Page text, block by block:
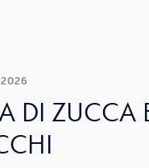
DI ZUCCA